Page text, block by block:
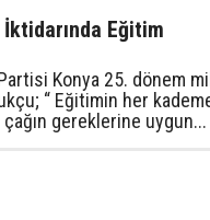
İktidarında Eğitim
Konya 25. dönem
“ Eğitimin her
gereklerine uygun...